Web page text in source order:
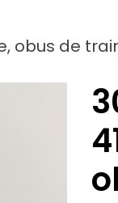
obus de